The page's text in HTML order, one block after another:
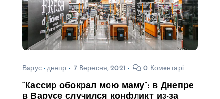
Варус днепр 7 Вересня, 2021 0 Коментарі
“Кассир обокрал мою маму”: в Днепре
в Варусе случился конфликт из-за